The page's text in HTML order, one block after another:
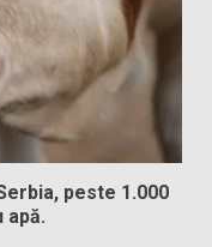
peste 1.000
apă.